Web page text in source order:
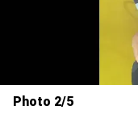
Photo 2/5